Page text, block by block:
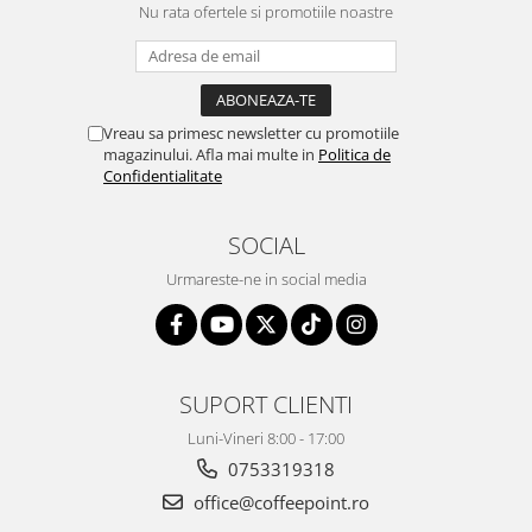
Capsule de Cafea
Cafea macinata
Nu rata ofertele si promotiile noastre
Vreau sa primesc newsletter cu promotiile
magazinului. Afla mai multe in Politica de
Confidentialitate
SOCIAL
Urmareste-ne in social media
SUPORT CLIENTI
Luni-Vineri 8:00 - 17:00
0753319318
office@coffeepoint.ro